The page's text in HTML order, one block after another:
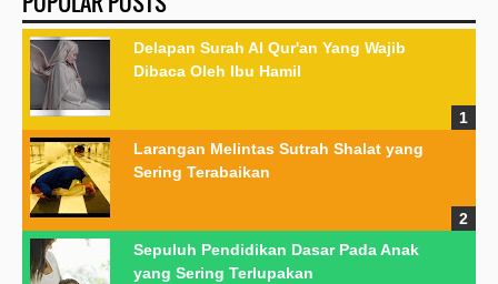
Delapan Surah Al Qur'an Yang Wajib
Dibaca Oleh Ibu Hamil
Larangan Melintas Sutrah Shalat yang
Sering Terabaikan
Sepuluh Pendidikan Dasar Pada Anak
yang Sering Terlupakan